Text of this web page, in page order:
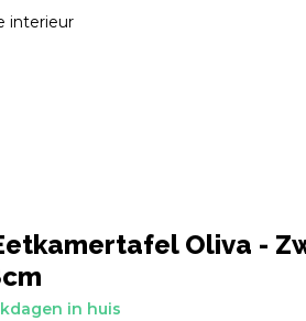
interieur
Oliva -
in huis